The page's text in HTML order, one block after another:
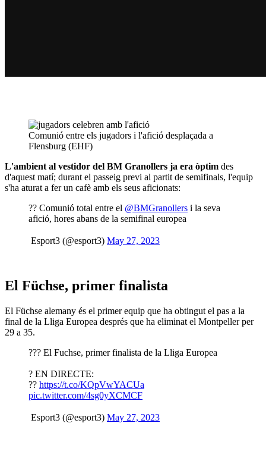
Comunió entre els jugadors i l'afició desplaçada a
Flensburg (EHF)
L'ambient al vestidor del BM Granollers ja era òptim des
d'aquest matí; durant el passeig previ al partit de semifinals, l'equip
s'ha aturat a fer un cafè amb els seus aficionats:
?? Comunió total entre el @BMGranollers i la seva
afició, hores abans de la semifinal europea
 Esport3 (@esport3) May 27, 2023
El Füchse, primer finalista
El Füchse alemany és el primer equip que ha obtingut el pas a la
final de la Lliga Europea després que ha eliminat el Montpeller per
29 a 35.
?‍?? El Fuchse, primer finalista de la Lliga Europea
? EN DIRECTE:
?? https://t.co/KQpVwYACUa
pic.twitter.com/4sg0yXCMCF
 Esport3 (@esport3) May 27, 2023